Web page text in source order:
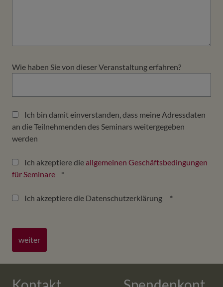
Wie haben Sie von dieser Veranstaltung erfahren?
Ich bin damit einverstanden, dass meine Adressdaten
an die Teilnehmenden des Seminars weitergegeben
werden
Ich akzeptiere dieallgemeinen Geschäftsbedingungen
für Seminare
*
Ich akzeptiere die Datenschutzerklärung *
weiter